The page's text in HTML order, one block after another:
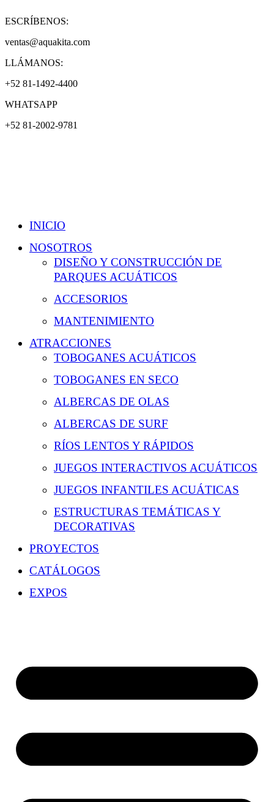
ESCRÍBENOS:
ventas@aquakita.com
LLÁMANOS:
+52 81-1492-4400
WHATSAPP
+52 81-2002-9781
INICIO
NOSOTROS
DISEÑO Y CONSTRUCCIÓN DE
PARQUES ACUÁTICOS
ACCESORIOS
MANTENIMIENTO
ATRACCIONES
TOBOGANES ACUÁTICOS
TOBOGANES EN SECO
ALBERCAS DE OLAS
ALBERCAS DE SURF
RÍOS LENTOS Y RÁPIDOS
JUEGOS INTERACTIVOS ACUÁTICOS
JUEGOS INFANTILES ACUÁTICAS
ESTRUCTURAS TEMÁTICAS Y
DECORATIVAS
PROYECTOS
CATÁLOGOS
EXPOS